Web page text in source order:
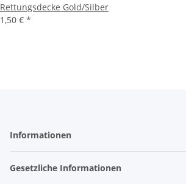
Rettungsdecke Gold/Silber
1,50 € *
Informationen
Gesetzliche Informationen